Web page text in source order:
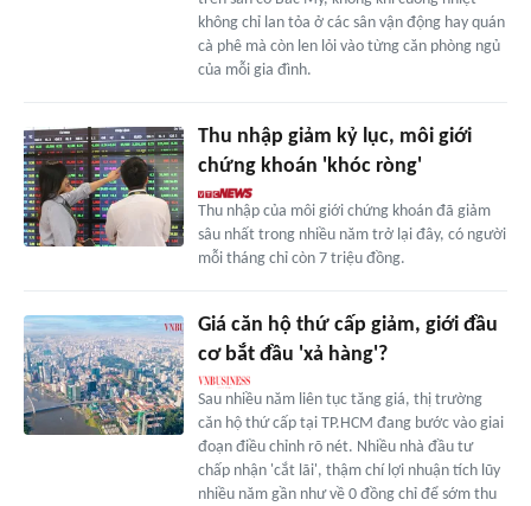
không chỉ lan tỏa ở các sân vận động hay quán
cà phê mà còn len lỏi vào từng căn phòng ngủ
của mỗi gia đình.
Thu nhập giảm kỷ lục, môi giới
chứng khoán 'khóc ròng'
Thu nhập của môi giới chứng khoán đã giảm
sâu nhất trong nhiều năm trở lại đây, có người
mỗi tháng chỉ còn 7 triệu đồng.
Giá căn hộ thứ cấp giảm, giới đầu
cơ bắt đầu 'xả hàng'?
Sau nhiều năm liên tục tăng giá, thị trường
căn hộ thứ cấp tại TP.HCM đang bước vào giai
đoạn điều chỉnh rõ nét. Nhiều nhà đầu tư
chấp nhận 'cắt lãi', thậm chí lợi nhuận tích lũy
nhiều năm gần như về 0 đồng chỉ để sớm thu